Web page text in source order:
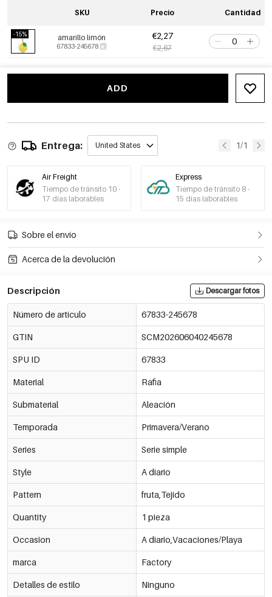
SKU Precio Cantidad
-15% amarillo limón
67833-245678
€2,27
€2,67
ADD
Entrega: United States 1/1
Air Freight
Tiempo de tránsito 10 -
17 días laborables
Express
Tiempo de tránsito 8 -
15 días laborables
Sobre el envío
Acerca de la devolución
Descripción Descargar fotos
Número de artículo 67833-245678
GTIN SCM202606040245678
SPU ID 67833
Material Rafia
Submaterial Aleación
Temporada Primavera/Verano
Series Serie simple
Style A diario
Pattern fruta,Tejido
Quantity 1 pieza
Occasion A diario,Vacaciones/Playa
marca Factory
Detalles de estilo Ninguno